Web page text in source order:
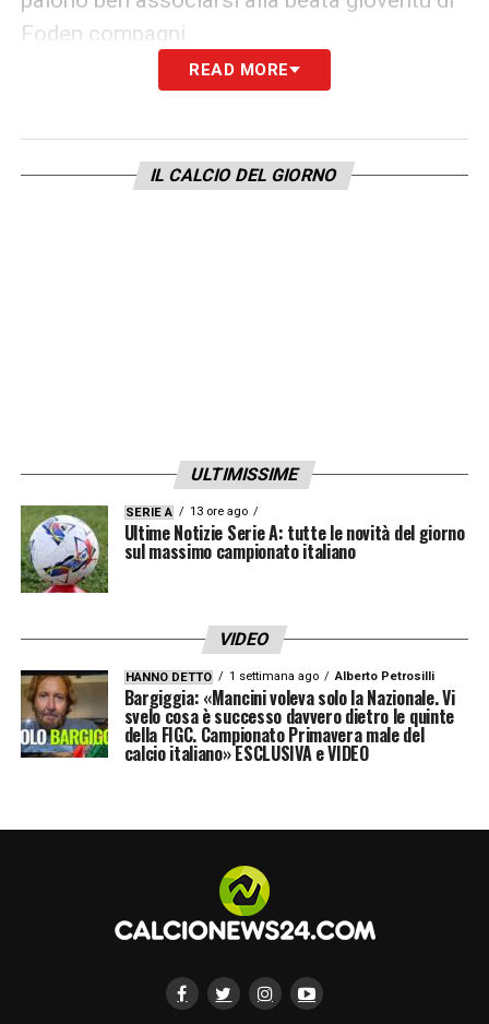
Foden compagni.
Già, perché il coach inglese ha dimostrato
scelte, dando fiducia a parecchi giocatori
“sconosciuti” a livello internazionale e a
si farà più duro?
LA PLAYLIST DELLE NOSTRE TOP NEWS
READ MORE
IL CALCIO DEL GIORNO
ULTIMISSIME
SERIE A 13 ore ago
Ultime Notizie Serie A: tutte le novità del giorno
sul massimo campionato italiano
VIDEO
HANNO DETTO 1 settimana ago Alberto Petrosilli
Bargiggia: «Mancini voleva solo la Nazionale. Vi
svelo cosa è successo davvero dietro le quinte
della FIGC. Campionato Primavera male del
calcio italiano» ESCLUSIVA e VIDEO